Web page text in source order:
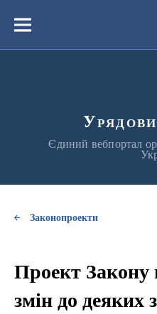
вмістуМеню
Єдиний вебпортал
Законопроекти
Проект Закону
змін до деяких